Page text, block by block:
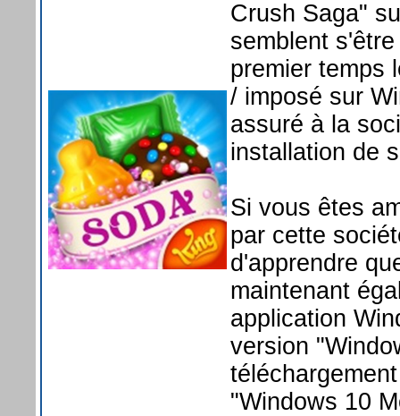
Crush Saga"
semblent
premier temps
/ imposé sur
assuré à la
installation de
Si vous êtes
par cette
d'apprendre
maintenant
application
version
"Windows 10